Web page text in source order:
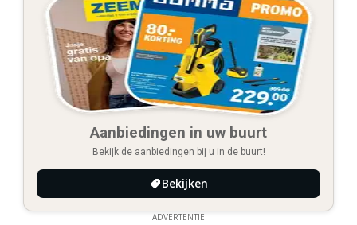
Aanbiedingen in uw buurt
Bekijk de aanbiedingen bij u in de buurt!
Bekijken
ADVERTENTIE